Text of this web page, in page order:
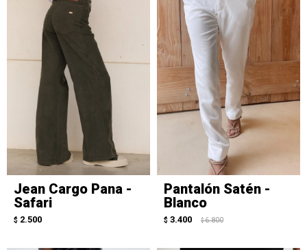
Jean Cargo Pana -
Safari
$ 2.500
Pantalón Satén -
Blanco
$ 3.400 $ 6.800